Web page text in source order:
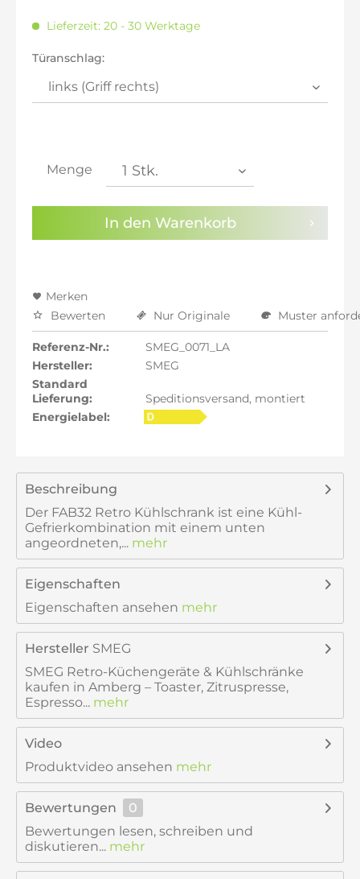
inkl. 16% MwSt.: 2.094,82 €
inkl. 21% MwSt.: 2.185,12 €
inkl. 21% MwSt.: 2.185,12 €
inkl. 21% MwSt.: 2.185,12 €
Lieferzeit: 20 - 30 Werktage
Türanschlag:
Menge
In den Warenkorb
Merken
Bewerten
Nur Originale Muster
Referenz-Nr.:
SMEG_0071_LA
Hersteller:
SMEG
Standard
Lieferung:
Speditionsversand, montiert
Energielabel:
Beschreibung
Der FAB32 Retro Kühlschrank ist eine Kühl-
Gefrierkombination mit einem unten
angeordneten,... mehr
Eigenschaften
Eigenschaften ansehen mehr
Hersteller SMEG
SMEG Retro-Küchengeräte & Kühlschränke
kaufen in Amberg – Toaster, Zitruspresse,
Espresso... mehr
Video
Produktvideo ansehen mehr
Bewertungen
0
Bewertungen lesen, schreiben und
diskutieren... mehr